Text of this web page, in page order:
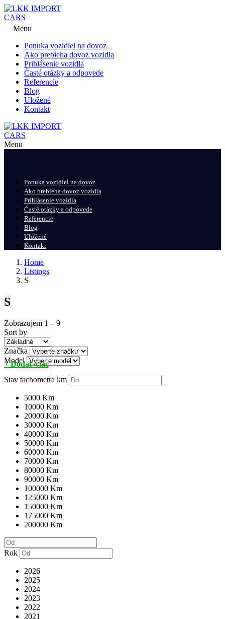
Menu
Ponuka vozidiel na dovoz
Ako prebieha dovoz vozidla
Prihlásenie vozidla
Časté otázky a odpovede
Referencie
Blog
Uložené
Kontakt
Menu
Ponuka vozidiel na dovoz
Ako prebieha dovoz vozidla
Prihlásenie vozidla
Časté otázky a odpovede
Referencie
Blog
Uložené
Kontakt
Home
Listings
S
S
Zobrazujem 1 – 9
Sort by
Značka
Model
+ Dodať viac
Stav tachometra km
5000 Km
10000 Km
20000 Km
30000 Km
40000 Km
50000 Km
60000 Km
70000 Km
80000 Km
90000 Km
100000 Km
125000 Km
150000 Km
175000 Km
200000 Km
Rok
2026
2025
2024
2023
2022
2021